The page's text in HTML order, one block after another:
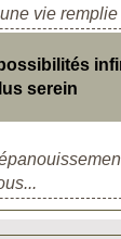
vie remplie
serein